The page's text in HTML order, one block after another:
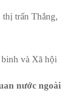
trấn Thắng,
và Xã hội
nước ngoài